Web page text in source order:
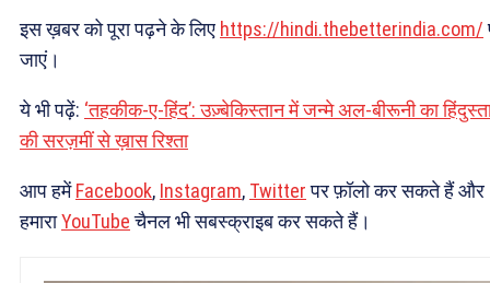
इस ख़बर को पूरा पढ़ने के लिए https://hindi.thebetterindia.com/
जाएं।
ये भी पढ़ें: ‘तहकीक-ए-हिंद’: उज़्बेकिस्तान में जन्मे अल-बीरूनी का
की सरज़मीं से ख़ास रिश्ता
आप हमेंFacebook, Instagram, Twitterपर फ़ॉलो कर सकते हैं और
हमाराYouTubeचैनल भी सबस्क्राइब कर सकते हैं।